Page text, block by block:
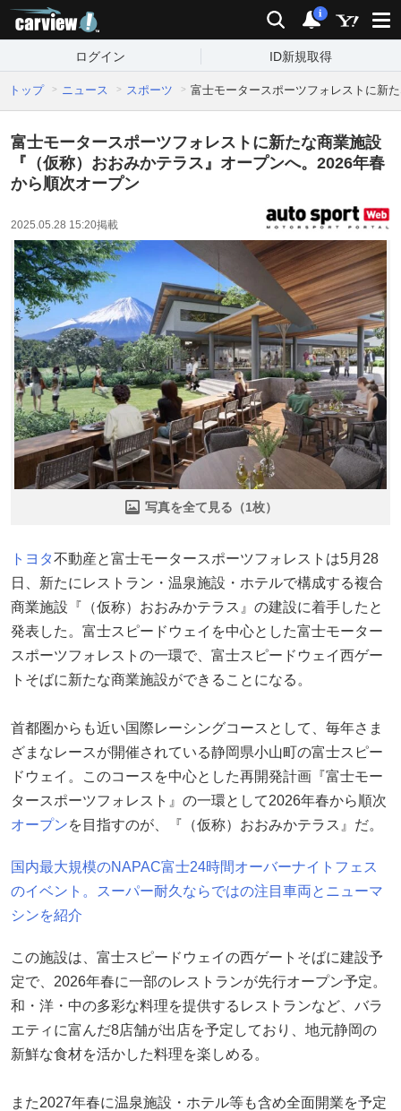
検索 通知
i
ログイン ID新規取得
トップ ニュース スポーツ 富士モータースポーツフォレストに新
富士モータースポーツフォレストに新たな商業施設
『（仮称）おおみかテラス』オープンへ。2026年春
から順次オープン
2025.05.28 15:20掲載
写真を全て見る（1枚）
トヨタ不動産と富士モータースポーツフォレストは5月28
日、新たにレストラン・温泉施設・ホテルで構成する複合
商業施設『（仮称）おおみかテラス』の建設に着手したと
発表した。富士スピードウェイを中心とした富士モーター
スポーツフォレストの一環で、富士スピードウェイ西ゲー
トそばに新たな商業施設ができることになる。
首都圏からも近い国際レーシングコースとして、毎年さま
ざまなレースが開催されている静岡県小山町の富士スピー
ドウェイ。このコースを中心とした再開発計画『富士モー
タースポーツフォレスト』の一環として2026年春から順次
オープンを目指すのが、『（仮称）おおみかテラス』だ。
国内最大規模のNAPAC富士24時間オーバーナイトフェス
のイベント。スーパー耐久ならではの注目車両とニューマ
シンを紹介
この施設は、富士スピードウェイの西ゲートそばに建設予
定で、2026年春に一部のレストランが先行オープン予定。
和・洋・中の多彩な料理を提供するレストランなど、バラ
エティに富んだ8店舗が出店を予定しており、地元静岡の
新鮮な食材を活かした料理を楽しめる。
また2027年春に温泉施設・ホテル等も含め全面開業を予定